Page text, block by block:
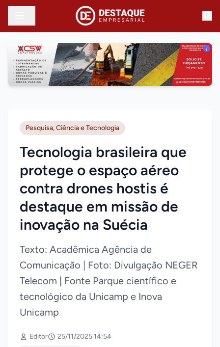
i
Pesquisa, Ciência e Tecnologia
Tecnologia brasileira que
protege o espaço aéreo
contra drones hostis é
destaque em missão de
inovação na Suécia
Texto: Acadêmica Agência de
Comunicação | Foto: Divulgação NEGER
Telecom | Fonte Parque científico e
tecnológico da Unicamp e Inova
Unicamp
Editor
25/11/2025 14:54